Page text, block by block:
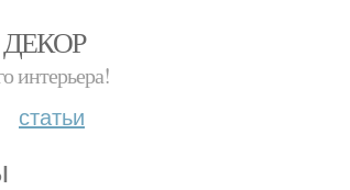
интерьера!
статьи